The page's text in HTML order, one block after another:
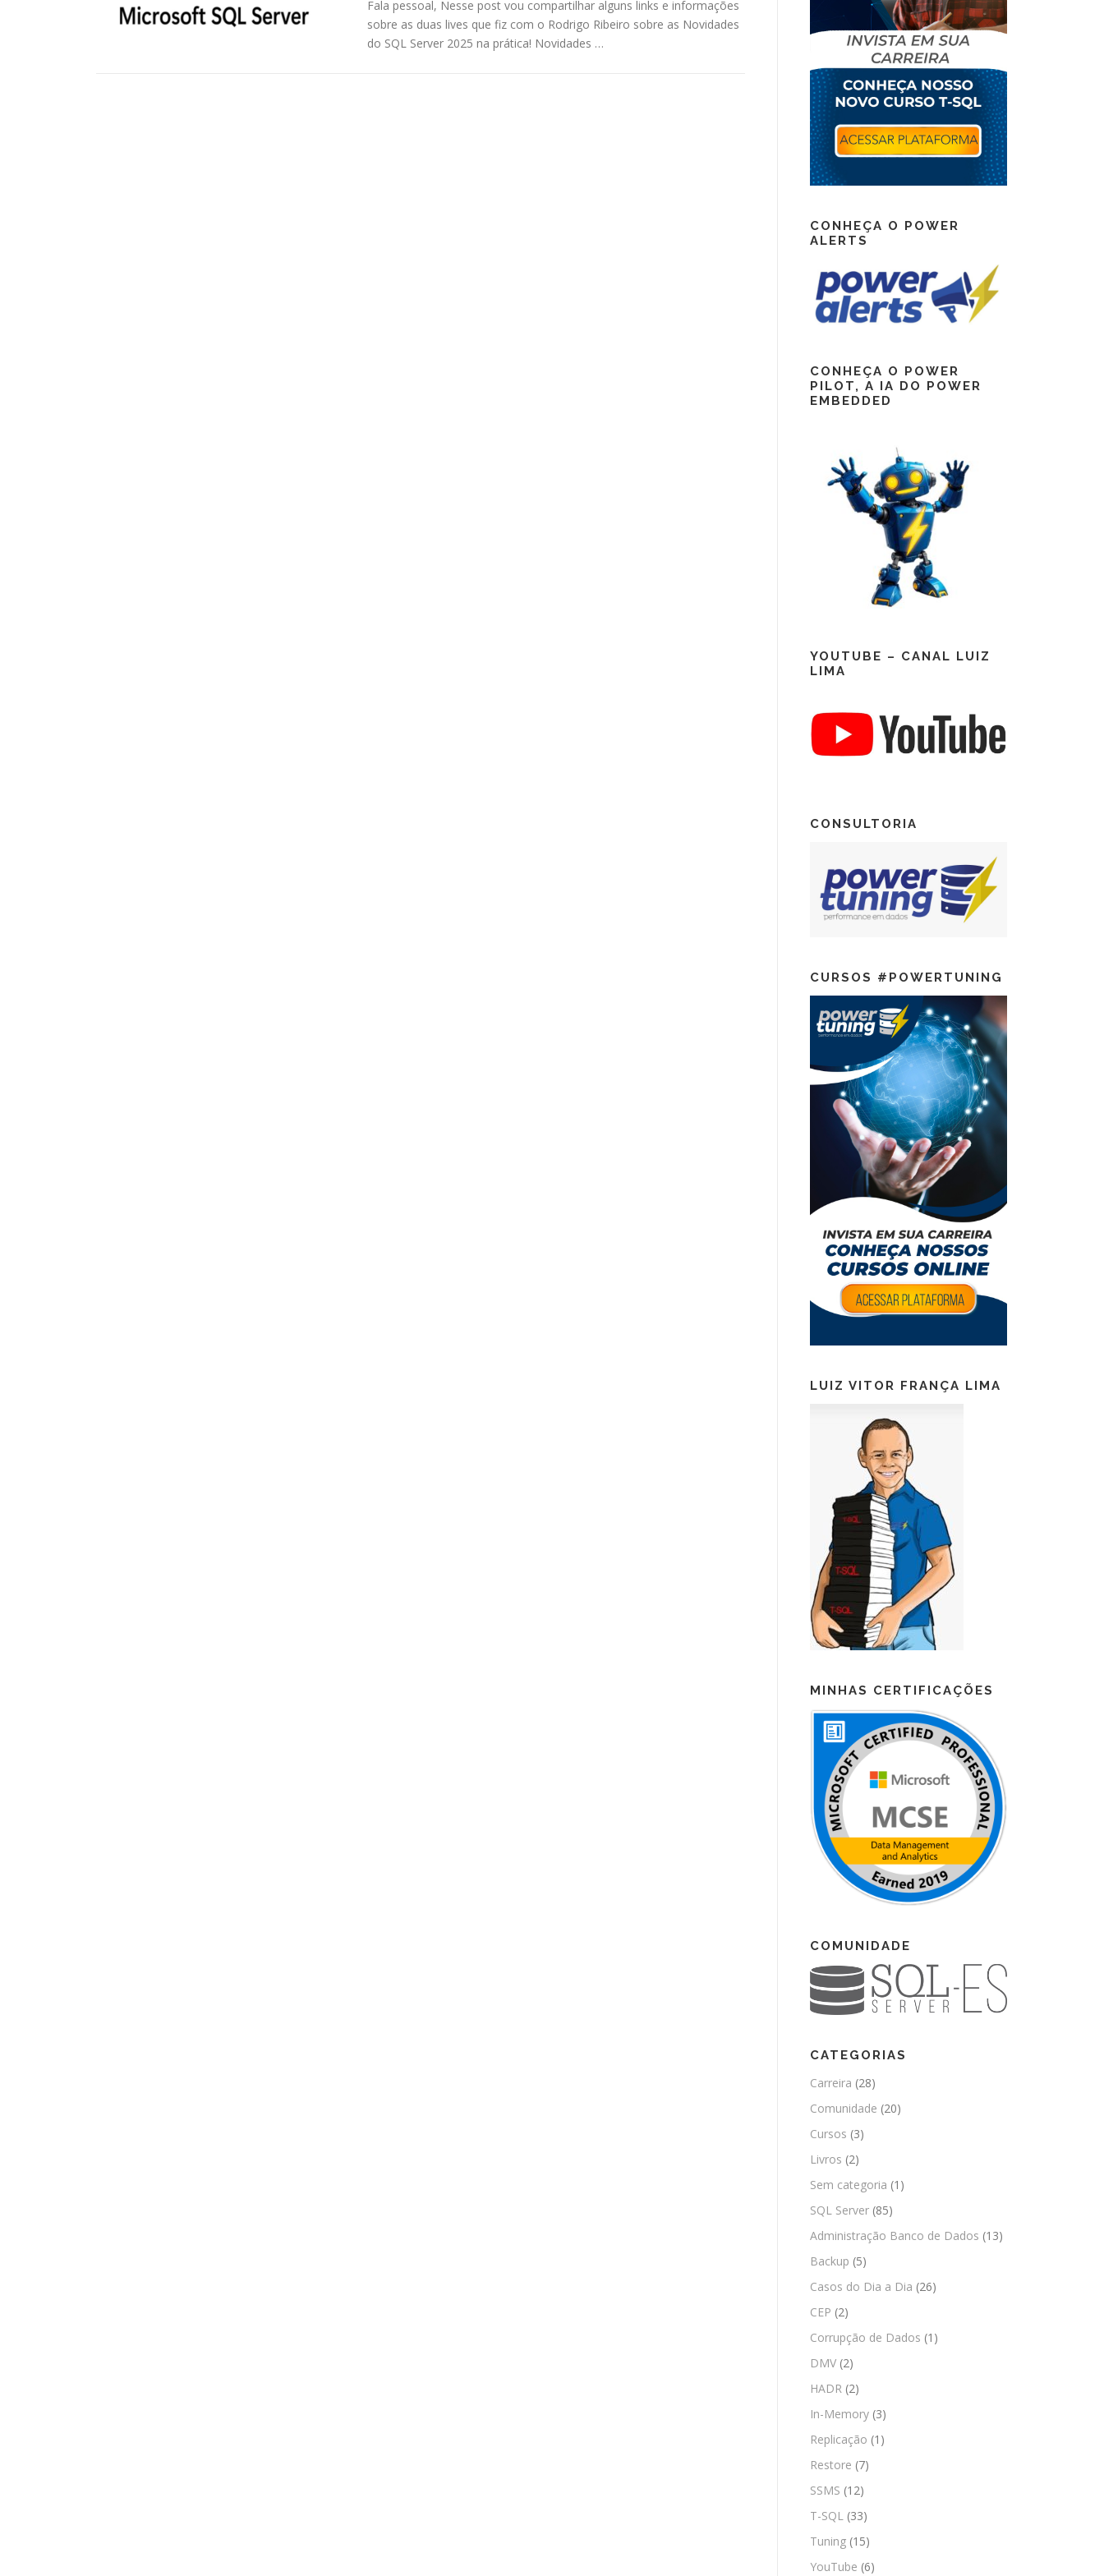
Fala pessoal, Nesse post vou compartilhar alguns links e informações
sobre as duas lives que fiz com o Rodrigo Ribeiro sobre as Novidades
do SQL Server 2025 na prática! Novidades …
CONHEÇA O POWER
ALERTS
CONHEÇA O POWER
PILOT, A IA DO POWER
EMBEDDED
YOUTUBE – CANAL LUIZ
LIMA
CONSULTORIA
CURSOS #POWERTUNING
LUIZ VITOR FRANÇA LIMA
MINHAS CERTIFICAÇÕES
COMUNIDADE
CATEGORIAS
Carreira (28)
Comunidade (20)
Cursos (3)
Livros (2)
Sem categoria (1)
SQL Server (85)
Administração Banco de Dados (13)
Backup (5)
Casos do Dia a Dia (26)
CEP (2)
Corrupção de Dados (1)
DMV (2)
HADR (2)
In-Memory (3)
Replicação (1)
Restore (7)
SSMS (12)
T-SQL (33)
Tuning (15)
YouTube (6)